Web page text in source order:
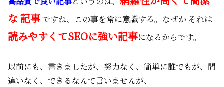
な 記事ですね、この事を常に意識する。なぜか それは
読みやすくてSEOに強い記事になるからです。
以前にも、書きましたが、努力なく、簡単に誰でもが、間
違いなく、できるなんて言いませんが、